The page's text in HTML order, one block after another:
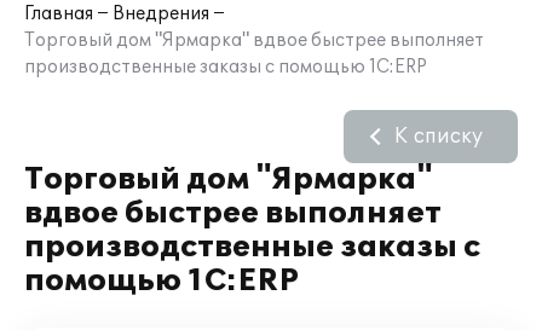
Главная
Внедрения
Торговый дом "Ярмарка" вдвое быстрее выполняет
производственные заказы с помощью 1С:ERP
Торговый дом "Ярмарка"
вдвое быстрее выполняет
производственные заказы с
помощью 1С:ERP
К списку